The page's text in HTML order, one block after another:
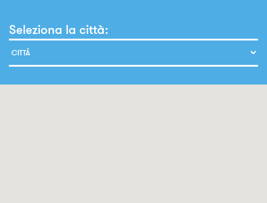
Seleziona la città: